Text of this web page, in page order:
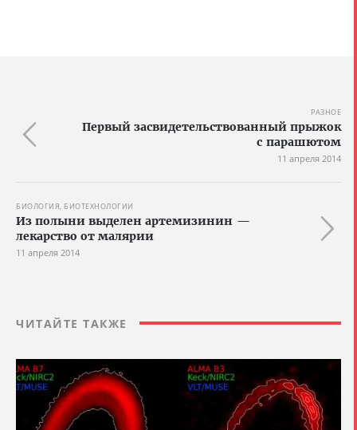
РАЗНОЕ
Первый засвидетельствованный прыжок
с парашютом
11 апреля 2014
БИОЛОГИЯ, БИОТЕХНОЛОГИИ
Из полыни выделен артемизинин —
лекарство от малярии
11 апреля 2014
ЧИТАЙТЕ ТАКЖЕ